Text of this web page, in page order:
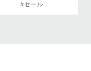
#セール